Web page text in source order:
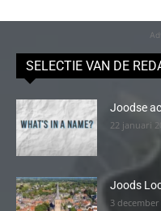
SELECTIE VAN DE
Joodse
22 januari
Joods
3 december